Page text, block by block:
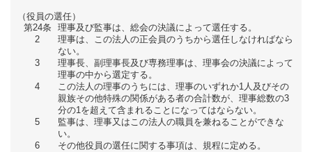
（役員の選任）
第24条
理事及び監事は、総会の決議によって選任する。
2
理事は、この法人の正会員のうちから選任しなければなら
ない。
3
理事長、副理事長及び専務理事は、理事会の決議によって
理事の中から選定する。
4
この法人の理事のうちには、理事のいずれか1人及びその
親族その他特殊の関係がある者の合計数が、理事総数の3
分の1を超えて含まれることになってはならない。
5
監事は、理事又はこの法人の職員を兼ねることができな
い。
6
その他役員の選任に関する事項は、規程に定める。